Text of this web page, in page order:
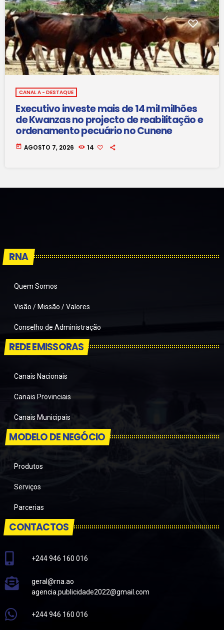
CANAL A - DESTAQUE
Executivo investe mais de 14 mil milhões
de Kwanzas no projecto de reabilitação e
ordenamento pecuário no Cunene
today AGOSTO 7, 2026 14
RNA
Quem Somos
Visão / Missão / Valores
Conselho de Administração
REDE EMISSORAS
Canais Nacionais
Canais Provinciais
Canais Municipais
MODELO DE NEGÓCIO
Produtos
Serviços
Parcerias
CONTACTOS
+244 946 160 016
geral@rna.ao
agencia.publicidade2022@gmail.com
+244 946 160 016